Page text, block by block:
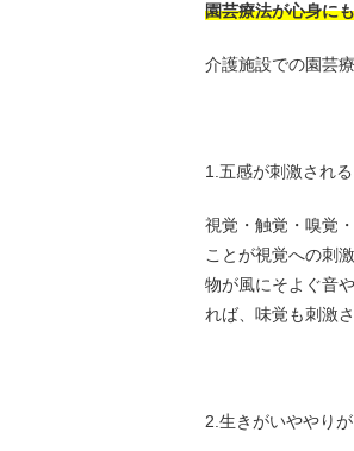
園芸療法が心身に
介護施設での園芸
1.五感が刺激される
視覚・触覚・嗅覚
ことが視覚への刺
物が風にそよぐ音
れば、味覚も刺激
2.生きがいややり